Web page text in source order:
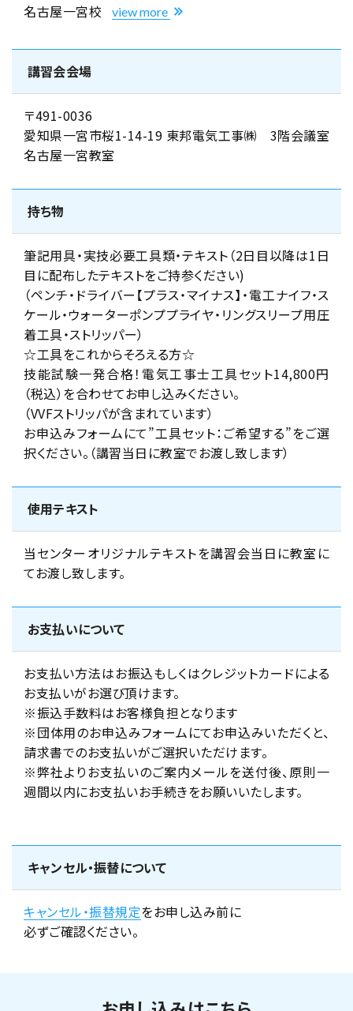
名古屋一宮校 view more
講習会会場
〒491-0036
愛知県一宮市桜1-14-19 東邦電気工事㈱ 3階会議室
名古屋一宮教室
持ち物
筆記用具・実技必要工具類・テキスト（2日目以降は1日
目に配布したテキストをご持参ください)
（ペンチ・ドライバー【プラス・マイナス】・電工ナイフ・ス
ケール・ウォーターポンププライヤ・リングスリープ用圧
着工具・ストリッパー）
☆工具をこれからそろえる方☆
技能試験一発合格！電気工事士工具セット14,800円
（税込）を合わせてお申し込みください。
（VVFストリッパが含まれています）
お申込みフォームにて”工具セット：ご希望する”をご選
択ください。（講習当日に教室でお渡し致します）
使用テキスト
当センターオリジナルテキストを講習会当日に教室に
てお渡し致します。
お支払いについて
お支払い方法はお振込もしくはクレジットカードによる
お支払いがお選び頂けます。
※振込手数料はお客様負担となります
※団体用のお申込みフォームにてお申込みいただくと、
請求書でのお支払いがご選択いただけます。
※弊社よりお支払いのご案内メールを送付後、原則一
週間以内にお支払いお手続きをお願いいたします。
キャンセル・振替について
キャンセル・振替規定をお申し込み前に
必ずご確認ください。